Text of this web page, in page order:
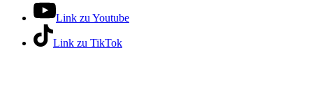
Link zu Youtube
Link zu TikTok